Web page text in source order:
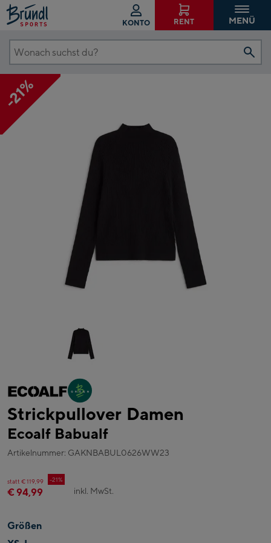
KONTO RENT MENÜ
Wonach
suchst
du?
-21%
Strickpullover Damen
Ecoalf Babualf
Artikelnummer: GAKNBABUL0626WW23
statt € 119,99 -21%
€ 94,99 inkl. MwSt.
Größen